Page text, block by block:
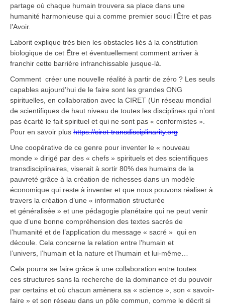
partage où chaque humain trouvera sa place dans une
humanité harmonieuse qui a comme premier souci l’Être et pas
l’Avoir.
Laborit explique très bien les obstacles liés à la constitution
biologique de cet Être et éventuellement comment arriver à
franchir cette barrière infranchissable jusque-là.
Comment créer une nouvelle réalité à partir de zéro ? Les seuls
capables aujourd’hui de le faire sont les grandes ONG
spirituelles, en collaboration avec la CIRET (Un réseau mondial
de scientifiques de haut niveau de toutes les disciplines qui n’ont
pas écarté le fait spirituel et qui ne sont pas « conformistes ».
Pour en savoir plus https://ciret-transdisciplinarity.org
Une coopérative de ce genre pour inventer le « nouveau
monde » dirigé par des « chefs » spirituels et des scientifiques
transdisciplinaires, viserait à sortir 80% des humains de la
pauvreté grâce à la création de richesses dans un modèle
économique qui reste à inventer et que nous pouvons réaliser à
travers la création d’une « information structurée
et généralisée » et une pédagogie planétaire qui ne peut venir
que d’une bonne compréhension des textes sacrés de
l’humanité et de l’application du message « sacré » qui en
découle. Cela concerne la relation entre l’humain et
l’univers, l’humain et la nature et l’humain et lui-même…
Cela pourra se faire grâce à une collaboration entre toutes
ces structures sans la recherche de la dominance et du pouvoir
par certains et où chacun amènera sa « science », son « savoir-
faire » et son réseau dans un pôle commun, comme le décrit si